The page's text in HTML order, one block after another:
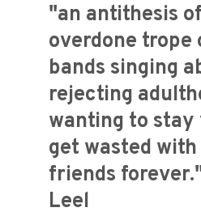
"an antithesis
overdone trope
bands singing
rejecting
wanting to stay
get wasted
friends
Leel